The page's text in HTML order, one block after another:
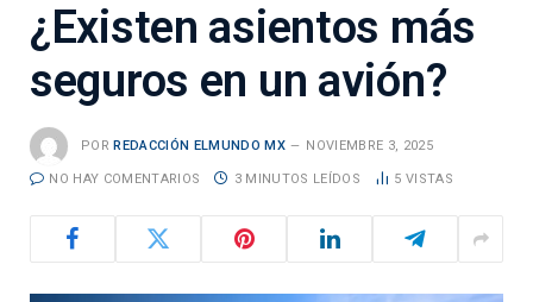
¿Existen asientos más
seguros en un avión?
POR REDACCIÓN ELMUNDO MX NOVIEMBRE 3, 2025
NO HAY COMENTARIOS 3 MINUTOS LEÍDOS 5 VISTAS